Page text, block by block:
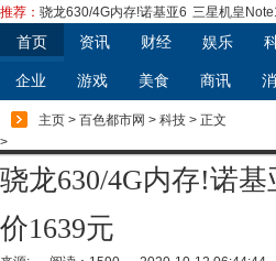
推荐： 骁龙630/4G内存!诺基亚6 三星机皇
首页 资讯 财经 娱乐
企业 游戏 美食 商讯
主页 > 百色都市网 > 科技 > 正文
>
骁龙630/4G内存!诺
价1639元